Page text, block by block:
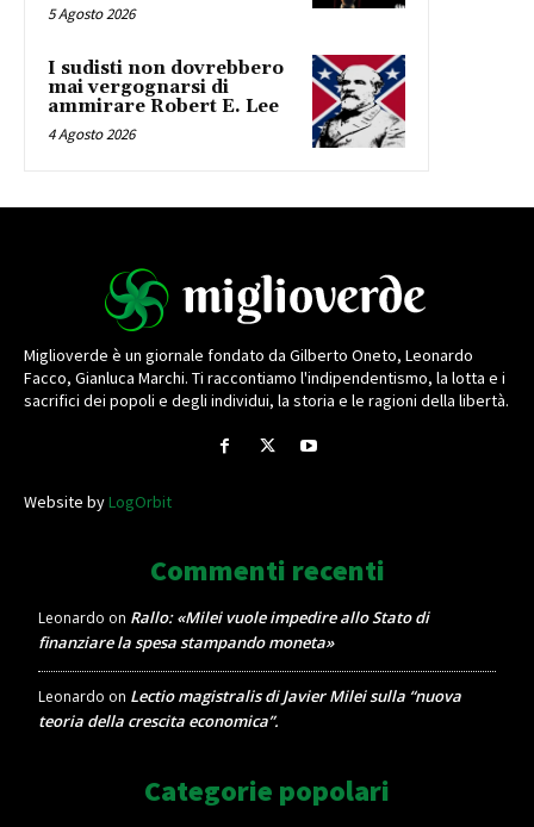
5 Agosto 2026
I sudisti non dovrebbero
mai vergognarsi di
ammirare Robert E. Lee
4 Agosto 2026
Miglioverde è un giornale fondato da Gilberto Oneto, Leonardo
Facco, Gianluca Marchi. Ti raccontiamo l'indipendentismo, la lotta e i
sacrifici dei popoli e degli individui, la storia e le ragioni della libertà.
Website byLogOrbit
Commenti recenti
Leonardo on Rallo: «Milei vuole impedire allo Stato di
finanziare la spesa stampando moneta»
Leonardo on Lectio magistralis di Javier Milei sulla “nuova
teoria della crescita economica”.
Categorie popolari